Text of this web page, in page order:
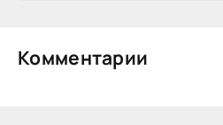
Комментарии